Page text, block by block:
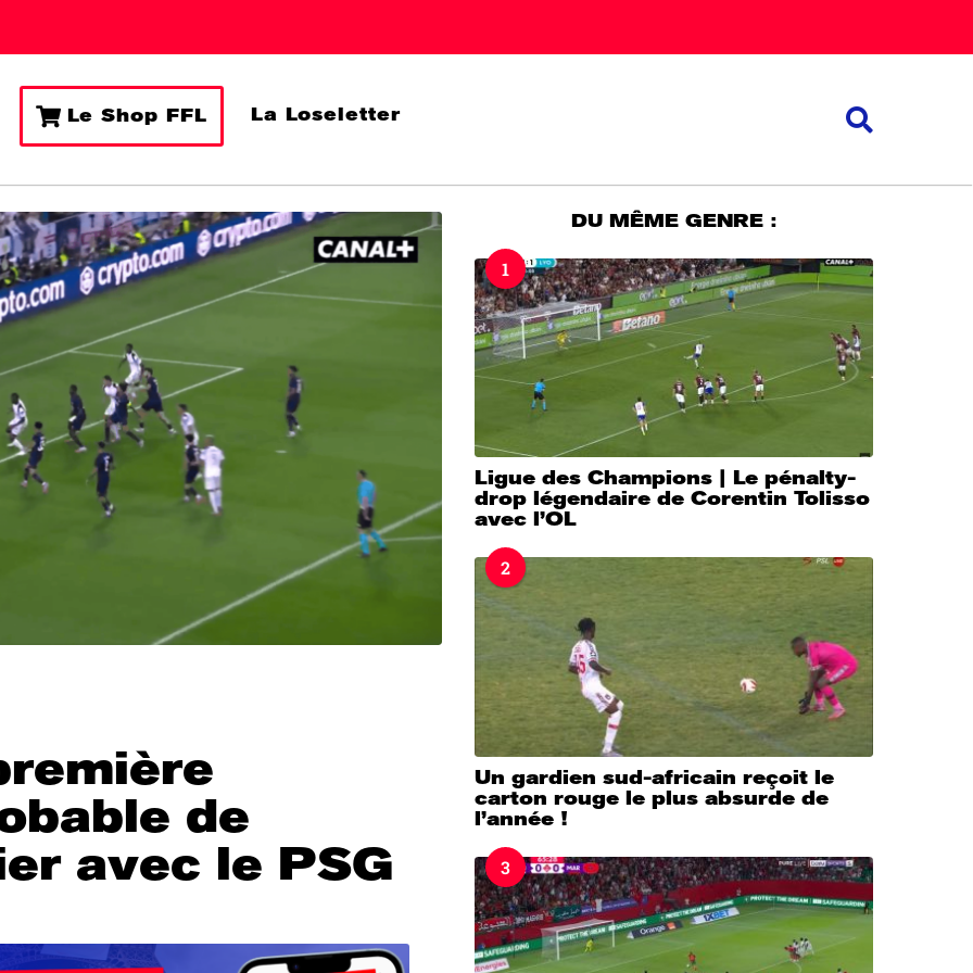
Le Shop FFL La Loseletter
de
avec le PSG
DU MÊME GENRE :
1
Ligue des Champions | Le pénalty-
drop légendaire de Corentin Tolisso
avec l’OL
2
Un gardien sud-africain reçoit le
carton rouge le plus absurde de
l’année !
3